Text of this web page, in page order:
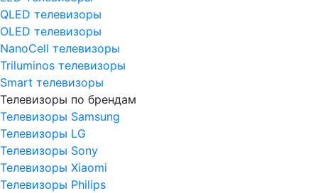
QLED телевизоры
OLED телевизоры
NanoCell телевизоры
Triluminos телевизоры
Smart телевизоры
Телевизоры по брендам
Телевизоры Samsung
Телевизоры LG
Телевизоры Sony
Телевизоры Xiaomi
Телевизоры Philips